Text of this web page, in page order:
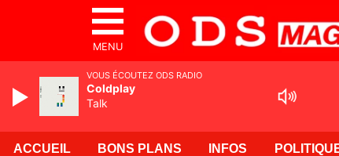
MENU
ACCUEIL BONS PLANS INFOS
VOUS ÉCOUTEZ ODS RADIO
Coldplay
Talk